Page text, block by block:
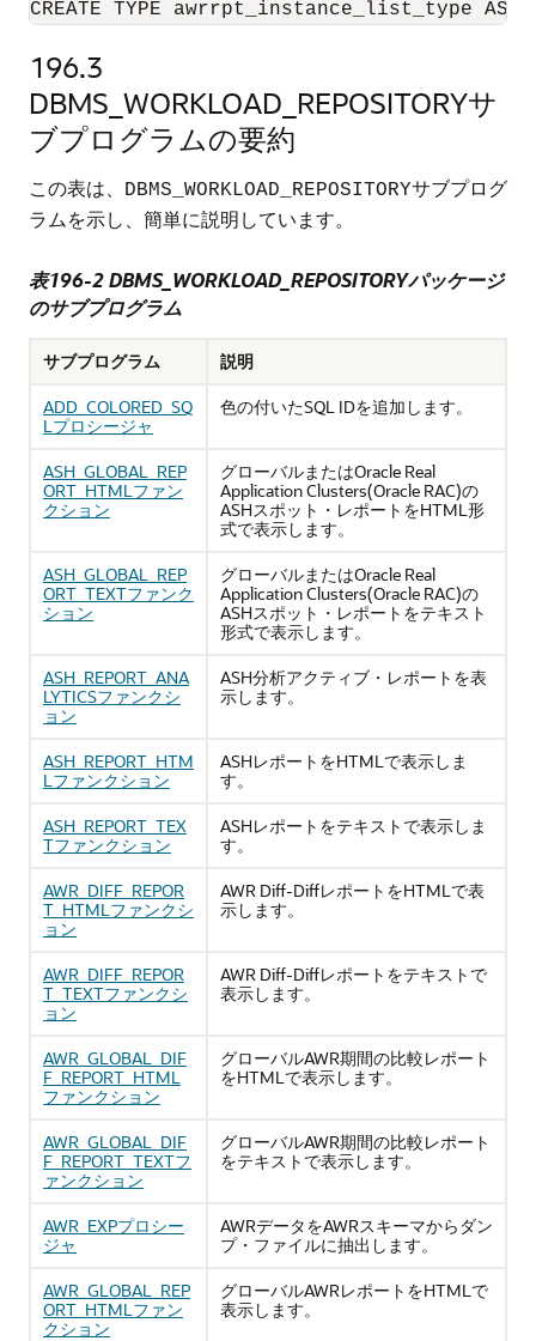
CREATE TYPE awrrpt_instance_list_type AS
196.3
DBMS_WORKLOAD_REPOSITORYサ
ブプログラムの要約
この表は、 DBMS_WORKLOAD_REPOSITORYサブプログ
ラムを示し、簡単に説明しています。
表196-2 DBMS_WORKLOAD_REPOSITORYパッケージ
のサブプログラム
サブプログラム
説明
ADD_COLORED_SQ
Lプロシージャ
色の付いたSQL IDを追加します。
ASH_GLOBAL_REP
ORT_HTMLファン
クション
グローバルまたはOracle Real
Application Clusters(Oracle RAC)の
ASHスポット・レポートをHTML形
式で表示します。
ASH_GLOBAL_REP
ORT_TEXTファンク
ション
グローバルまたはOracle Real
Application Clusters(Oracle RAC)の
ASHスポット・レポートをテキスト
形式で表示します。
ASH_REPORT_ANA
LYTICSファンクシ
ョン
ASH分析アクティブ・レポートを表
示します。
ASH_REPORT_HTM
Lファンクション
ASHレポートをHTMLで表示しま
す。
ASH_REPORT_TEX
Tファンクション
ASHレポートをテキストで表示しま
す。
AWR_DIFF_REPOR
T_HTMLファンクシ
ョン
AWR Diff-DiffレポートをHTMLで表
示します。
AWR_DIFF_REPOR
T_TEXTファンクシ
ョン
AWR Diff-Diffレポートをテキストで
表示します。
AWR_GLOBAL_DIF
F_REPORT_HTML
ファンクション
グローバルAWR期間の比較レポート
をHTMLで表示します。
AWR_GLOBAL_DIF
F_REPORT_TEXTフ
ァンクション
グローバルAWR期間の比較レポート
をテキストで表示します。
AWR_EXPプロシー
ジャ
AWRデータをAWRスキーマからダン
プ・ファイルに抽出します。
AWR_GLOBAL_REP
ORT_HTMLファン
クション
グローバルAWRレポートをHTMLで
表示します。